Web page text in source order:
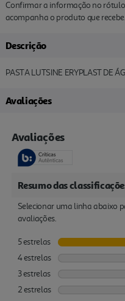
Confirmar a informação no
acompanha o produto que recebe.
Descrição
PASTA LUTSINE ERYPLAST DE
Avaliações